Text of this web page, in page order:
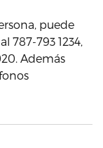
puede
787-793 1234,
Además